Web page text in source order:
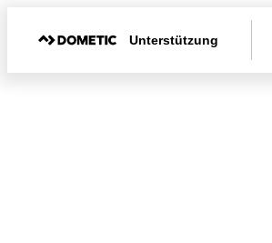
Unterstützung